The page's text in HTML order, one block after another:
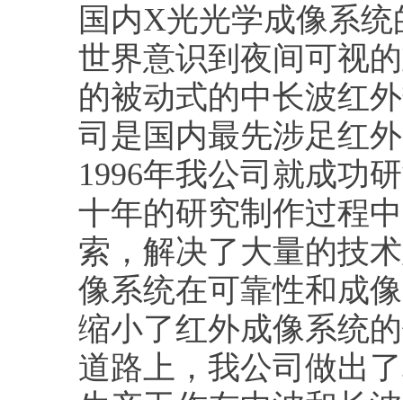
国内X光光学成像系
世界意识到夜间可视
的被动式的中长波红
司是国内最先涉足红
1996年我公司就成功
十年的研究制作过程
索，解决了大量的技
像系统在可靠性和成
缩小了红外成像系统
道路上，我公司做出